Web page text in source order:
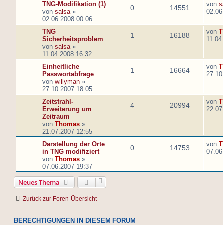
TNG-Modifikation (1)
von salsa»
02.06.2008 00:06
0 14551 von
TNG
Sicherheitsproblem
von salsa»
11.04.2008 16:32
1 16188 von
Einheitliche
Passwortabfrage
von willyman »
27.10.2007 18:05
1 16664 von
Zeitstrahl-
Erweiterung um
Zeitraum
von Thomas »
21.07.2007 12:55
4 20994 von
Darstellung der Orte
in TNG modifiziert
von Thomas »
07.06.2007 19:37
0 14753 von
Neues Thema
Zurück zur Foren-Übersicht
BERECHTIGUNGEN IN DIESEM FORUM